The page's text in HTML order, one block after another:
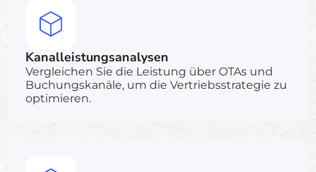
Kanalleistungsanalysen
Vergleichen Sie die Leistung über OTAs und
Buchungskanäle, um die Vertriebsstrategie zu
optimieren.